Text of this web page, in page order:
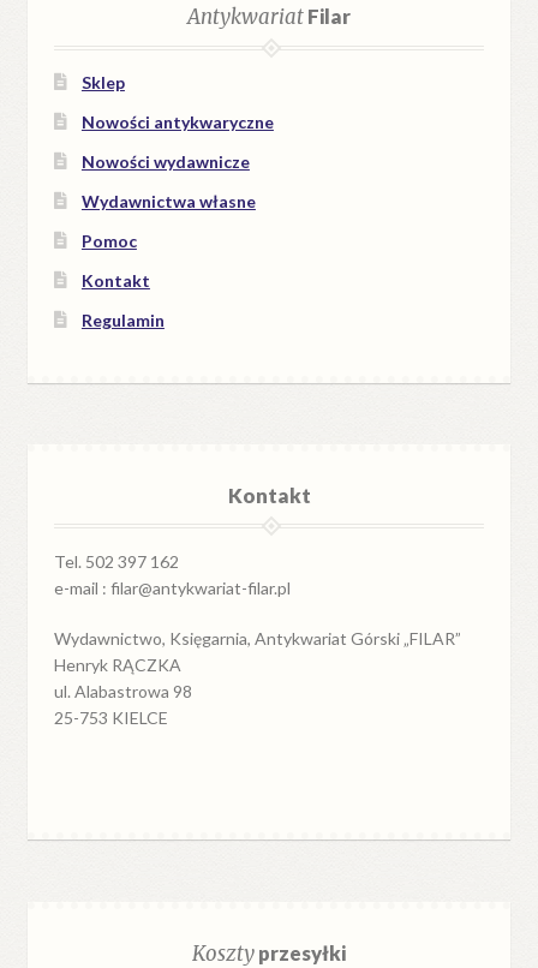
AntykwariatFilar
Sklep
Nowości antykwaryczne
Nowości wydawnicze
Wydawnictwa własne
Pomoc
Kontakt
Regulamin
Kontakt
Tel. 502 397 162
e-mail : filar@antykwariat-filar.pl
Wydawnictwo, Księgarnia, Antykwariat Górski „FILAR”
Henryk RĄCZKA
ul. Alabastrowa 98
25-753 KIELCE
Kosztyprzesyłki